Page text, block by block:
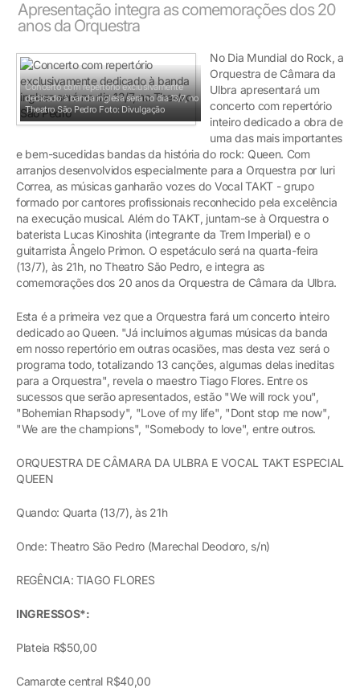
Apresentação integra as comemorações dos 20
anos da Orquestra
Concerto com repertório exclusivamente
dedicado à banda inglesa será no dia 13/7, no
Theatro São Pedro Foto: Divulgação
No Dia Mundial do Rock, a
Orquestra de Câmara da
Ulbra apresentará um
concerto com repertório
inteiro dedicado a obra de
uma das mais importantes
e bem-sucedidas bandas da história do rock: Queen. Com
arranjos desenvolvidos especialmente para a Orquestra por Iuri
Correa, as músicas ganharão vozes do Vocal TAKT - grupo
formado por cantores profissionais reconhecido pela excelência
na execução musical. Além do TAKT, juntam-se à Orquestra o
baterista Lucas Kinoshita (integrante da Trem Imperial) e o
guitarrista Ângelo Primon. O espetáculo será na quarta-feira
(13/7), às 21h, no Theatro São Pedro, e integra as
comemorações dos 20 anos da Orquestra de Câmara da Ulbra.
Esta é a primeira vez que a Orquestra fará um concerto inteiro
dedicado ao Queen. "Já incluímos algumas músicas da banda
em nosso repertório em outras ocasiões, mas desta vez será o
programa todo, totalizando 13 canções, algumas delas ineditas
para a Orquestra", revela o maestro Tiago Flores. Entre os
sucessos que serão apresentados, estão "We will rock you",
"Bohemian Rhapsody", "Love of my life", "Dont stop me now",
"We are the champions", "Somebody to love", entre outros.
ORQUESTRA DE CÂMARA DA ULBRA E VOCAL TAKT ESPECIAL
QUEEN
Quando: Quarta (13/7), às 21h
Onde: Theatro São Pedro (Marechal Deodoro, s/n)
REGÊNCIA: TIAGO FLORES
INGRESSOS*:
Plateia R$50,00
Camarote central R$40,00